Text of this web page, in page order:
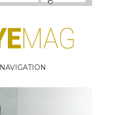
NAVIGATION